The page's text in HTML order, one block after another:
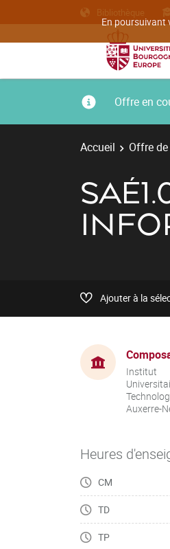
En poursuivant
Bibliothèque
Offre en
Accueil Offre
Ajouter à la
Institut
Auxerre-
Heures
CM
TD
TP